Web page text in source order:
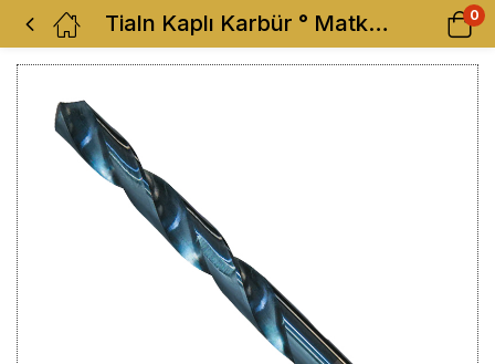
Tialn Kaplı Karbür ° Matkap Ucu 0